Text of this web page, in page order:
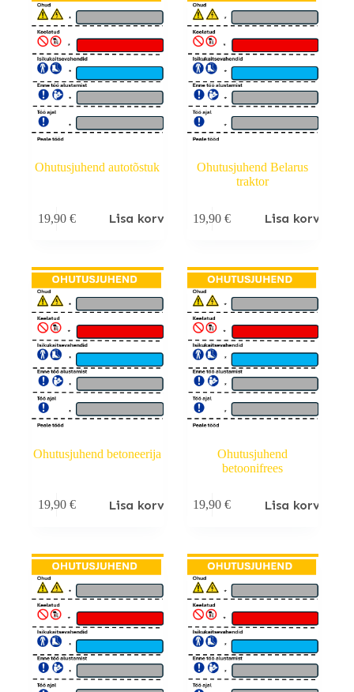
Ohutusjuhend autotõstuk
19,90 € Lisa korvi
Ohutusjuhend Belarus
traktor
19,90€ Lisa korvi
Ohutusjuhend betoneerija
19,90 € Lisa korvi
Ohutusjuhend
betoonifrees
19,90€ Lisa korvi